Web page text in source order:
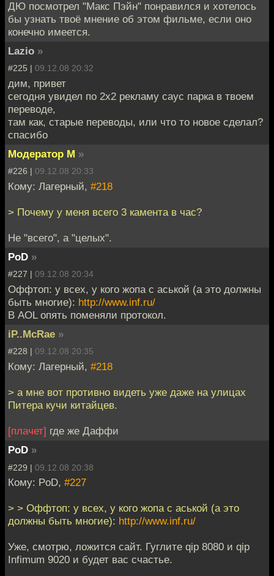
ДЮ посмотрел "Макс Пэйн" понравился и хотелось
бы узнать твоё мнение об этом фильме, если оно
конечно имеется.
Lazio »
#225 | 09.12.08 20:32
дим, привет
сегодня увидел по 2x2 рекламу саус парка в твоем
переводе,
там как, старые переводы, или что то новое сделал?
спасибо
Модератор М »
#226 | 09.12.08 20:33
Кому: Лагерный, #218
> Почему у меня всего 3 камента в час?
Не "всего", а "целых".
PoD »
#227 | 09.12.08 20:34
Оффтоп: у всех, у кого жопа с аськой (а это должны
быть многие): http://www.inf.ru/
В AOL опять поменяли протокол.
iP..McRae »
#228 | 09.12.08 20:35
Кому: Лагерный, #218
> а мне вот противно видеть уже даже на улицах
Питера кучи китайцев.
[плачет] где же Даффи
PoD »
#229 | 09.12.08 20:38
Кому: PoD, #227
> > Оффтоп: у всех, у кого жопа с аськой (а это
должны быть многие): http://www.inf.ru/
Уже, смотрю, ложится сайт. Гуглите qip 8080 и qip
Infimum 9020 и будет вас счастье.